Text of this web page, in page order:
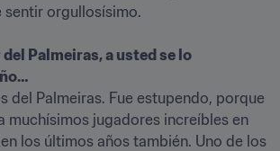
sentir orgullosísimo.
del Palmeiras, a usted se lo
del Palmeiras. Fue estupendo, porque
muchísimos jugadores increíbles en
los últimos años también. Uno de los